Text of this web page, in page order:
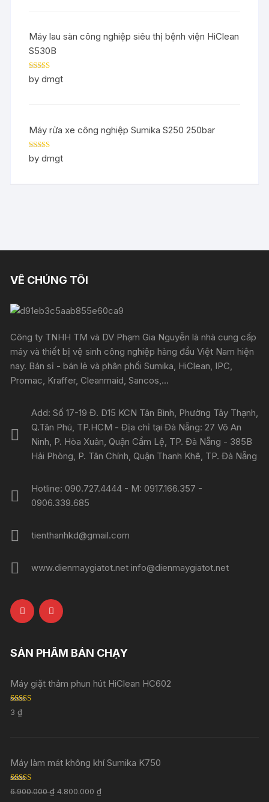
Máy lau sàn công nghiệp siêu thị bệnh viện HiClean
S530B
Rated5out
of 5
by dmgt
Máy rửa xe công nghiệp Sumika S250 250bar
Rated5out
of 5
by dmgt
VỀ CHÚNG TÔI
Công ty TNHH TM và DV Phạm Gia Nguyễn là nhà cung cấp
máy và thiết bị vệ sinh công nghiệp hàng đầu Việt Nam hiện
nay. Bán sỉ - bán lẻ và phân phối Sumika, HiClean, IPC,
Promac, Kraffer, Cleanmaid, Sancos,...
Add: Số 17-19 Đ. D15 KCN Tân Bình, Phường Tây Thạnh,
Q.Tân Phú, TP.HCM - Địa chỉ tại Đà Nẵng: 27 Võ An
Ninh, P. Hòa Xuân, Quận Cẩm Lệ, TP. Đà Nẵng - 385B
Hải Phòng, P. Tân Chính, Quận Thanh Khê, TP. Đà Nẵng
Hotline: 090.727.4444 - M: 0917.166.357 -
0906.339.685
tienthanhkd@gmail.com
www.dienmaygiatot.net info@dienmaygiatot.net
SẢN PHẨM BÁN CHẠY
Máy giặt thảm phun hút HiClean HC602
Rated
out of 5
3₫
Máy làm mát không khí Sumika K750
Rated 5.00
out of 5
6.900.000₫ 4.800.000₫